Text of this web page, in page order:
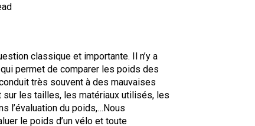
classique et importante. Il n’y a
permet de comparer les poids des
très souvent à des mauvaises
les tailles, les matériaux utilisés, les
l’évaluation du poids,…Nous
le poids d’un vélo et toute